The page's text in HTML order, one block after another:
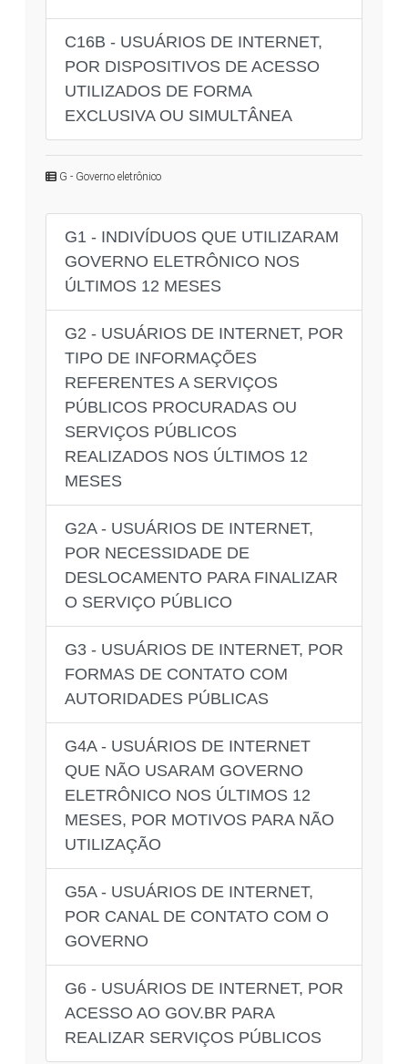
C16B - USUÁRIOS DE INTERNET,
POR DISPOSITIVOS DE ACESSO
UTILIZADOS DE FORMA
EXCLUSIVA OU SIMULTÂNEA
G - Governo eletrônico
G1 - INDIVÍDUOS QUE UTILIZARAM
GOVERNO ELETRÔNICO NOS
ÚLTIMOS 12 MESES
G2 - USUÁRIOS DE INTERNET, POR
TIPO DE INFORMAÇÕES
REFERENTES A SERVIÇOS
PÚBLICOS PROCURADAS OU
SERVIÇOS PÚBLICOS
REALIZADOS NOS ÚLTIMOS 12
MESES
G2A - USUÁRIOS DE INTERNET,
POR NECESSIDADE DE
DESLOCAMENTO PARA FINALIZAR
O SERVIÇO PÚBLICO
G3 - USUÁRIOS DE INTERNET, POR
FORMAS DE CONTATO COM
AUTORIDADES PÚBLICAS
G4A - USUÁRIOS DE INTERNET
QUE NÃO USARAM GOVERNO
ELETRÔNICO NOS ÚLTIMOS 12
MESES, POR MOTIVOS PARA NÃO
UTILIZAÇÃO
G5A - USUÁRIOS DE INTERNET,
POR CANAL DE CONTATO COM O
GOVERNO
G6 - USUÁRIOS DE INTERNET, POR
ACESSO AO GOV.BR PARA
REALIZAR SERVIÇOS PÚBLICOS